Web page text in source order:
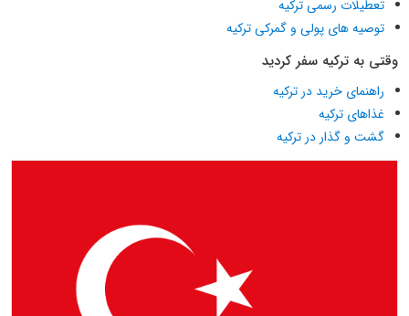
تعطیلات رسمی ترکیه
توصیه های پولی و گمرکی ترکیه
وقتی به ترکیه سفر کردید
راهنمای خرید در ترکیه
غذاهای ترکیه
گشت و گذار در ترکیه